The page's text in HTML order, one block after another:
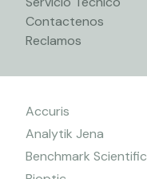
Contactenos
Reclamos
Accuris
Analytik Jena
Benchmark Scientific